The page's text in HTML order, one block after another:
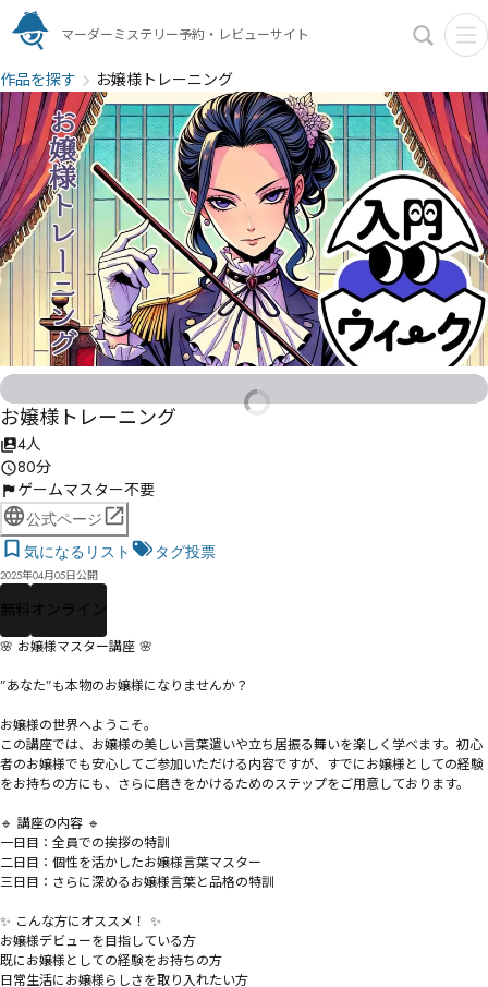
マーダーミステリー予約・レビューサイト
作品を探す お嬢様トレーニング
お嬢様トレーニング
4人
80分
ゲームマスター不要
公式ページ
気になるリスト
タグ投票
2025年04月05日公開
無料 オンライン
🌸 お嬢様マスター講座 🌸
”あなた”も本物のお嬢様になりませんか？
お嬢様の世界へようこそ。
この講座では、お嬢様の美しい言葉遣いや立ち居振る舞いを楽しく学べます。初心
者のお嬢様でも安心してご参加いただける内容ですが、すでにお嬢様としての経験
をお持ちの方にも、さらに磨きをかけるためのステップをご用意しております。
🔹 講座の内容 🔹
一日目：全員での挨拶の特訓
二日目：個性を活かしたお嬢様言葉マスター
三日目：さらに深めるお嬢様言葉と品格の特訓
✨ こんな方にオススメ！ ✨
お嬢様デビューを目指している方
既にお嬢様としての経験をお持ちの方
日常生活にお嬢様らしさを取り入れたい方